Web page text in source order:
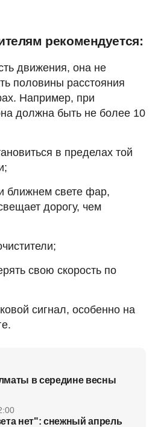
рекомендуется:
движения, она не
половины расстояния
Например, при
должна быть не более 10
в пределах той
ближнем свете фар,
дорогу, чем
свою скорость по
сигнал, особенно на
в середине весны
нет": снежный апрель